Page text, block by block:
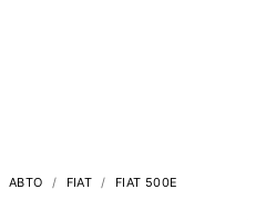
АВТО FIAT FIAT 500E